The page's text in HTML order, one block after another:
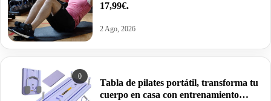
17,99€.
2 Ago, 2026
0
Tabla de pilates portátil, transforma tu
cuerpo en casa con entrenamiento